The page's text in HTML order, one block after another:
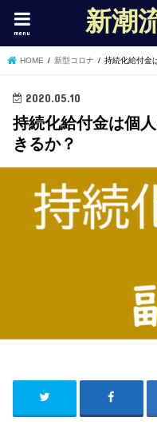
新潮
menu
HOME 新型コロナ 持続化給付金
2020.05.10
持続化給付金は個
きるか？